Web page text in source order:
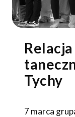
Tychy
7 marca